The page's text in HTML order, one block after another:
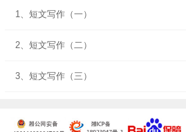
1、短文写作（一）
2、短文写作（二）
3、短文写作（三）